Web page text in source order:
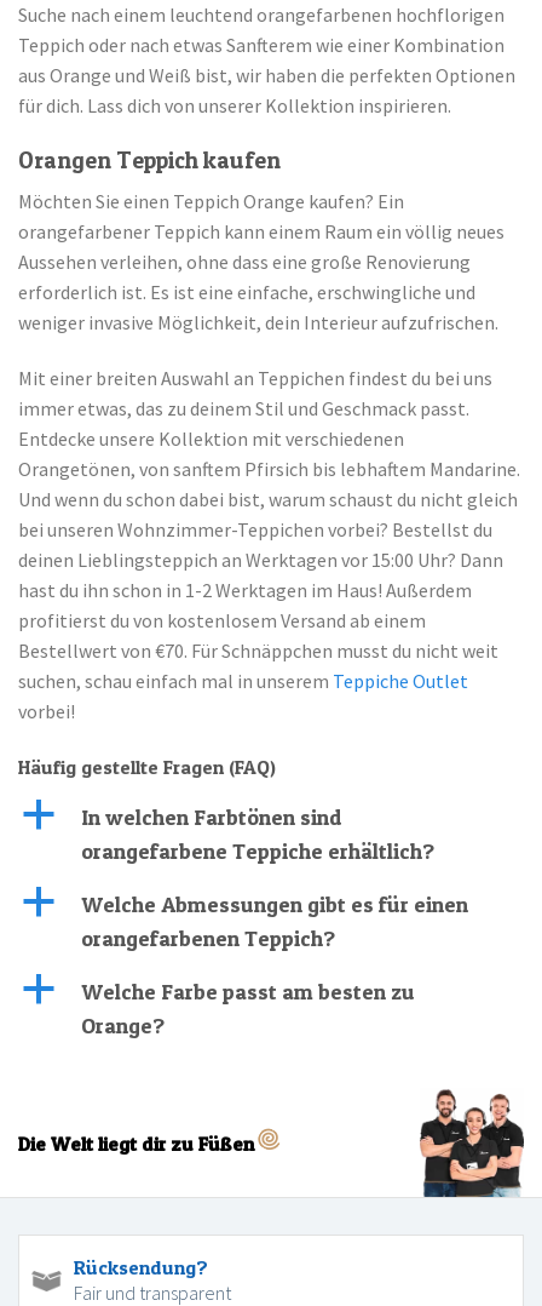
Suche nach einem leuchtend orangefarbenen hochflorigen
Teppich oder nach etwas Sanfterem wie einer Kombination
aus Orange und Weiß bist, wir haben die perfekten Optionen
für dich. Lass dich von unserer Kollektion inspirieren.
Orangen Teppich kaufen
Möchten Sie einen Teppich Orange kaufen? Ein
orangefarbener Teppich kann einem Raum ein völlig neues
Aussehen verleihen, ohne dass eine große Renovierung
erforderlich ist. Es ist eine einfache, erschwingliche und
weniger invasive Möglichkeit, dein Interieur aufzufrischen.
Mit einer breiten Auswahl an Teppichen findest du bei uns
immer etwas, das zu deinem Stil und Geschmack passt.
Entdecke unsere Kollektion mit verschiedenen
Orangetönen, von sanftem Pfirsich bis lebhaftem Mandarine.
Und wenn du schon dabei bist, warum schaust du nicht gleich
bei unseren Wohnzimmer-Teppichen vorbei? Bestellst du
deinen Lieblingsteppich an Werktagen vor 15:00 Uhr? Dann
hast du ihn schon in 1-2 Werktagen im Haus! Außerdem
profitierst du von kostenlosem Versand ab einem
Bestellwert von €70. Für Schnäppchen musst du nicht weit
suchen, schau einfach mal in unserem Teppiche Outlet
vorbei!
Häufig gestellte Fragen (FAQ)
a
In welchen Farbtönen sind
orangefarbene Teppiche erhältlich?
a
Welche Abmessungen gibt es für einen
orangefarbenen Teppich?
a
Welche Farbe passt am besten zu
Orange?
Die Welt liegt dir zu Füßen
Rücksendung?
Fair und transparent